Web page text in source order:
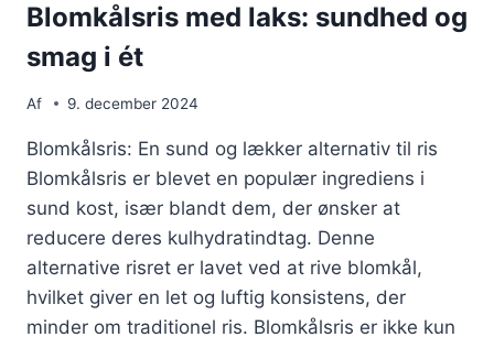
Blomkålsris med laks: sundhed og
smag i ét
Af 9. december 2024
Blomkålsris: En sund og lækker alternativ til ris
Blomkålsris er blevet en populær ingrediens i
sund kost, især blandt dem, der ønsker at
reducere deres kulhydratindtag. Denne
alternative risret er lavet ved at rive blomkål,
hvilket giver en let og luftig konsistens, der
minder om traditionel ris. Blomkålsris er ikke kun